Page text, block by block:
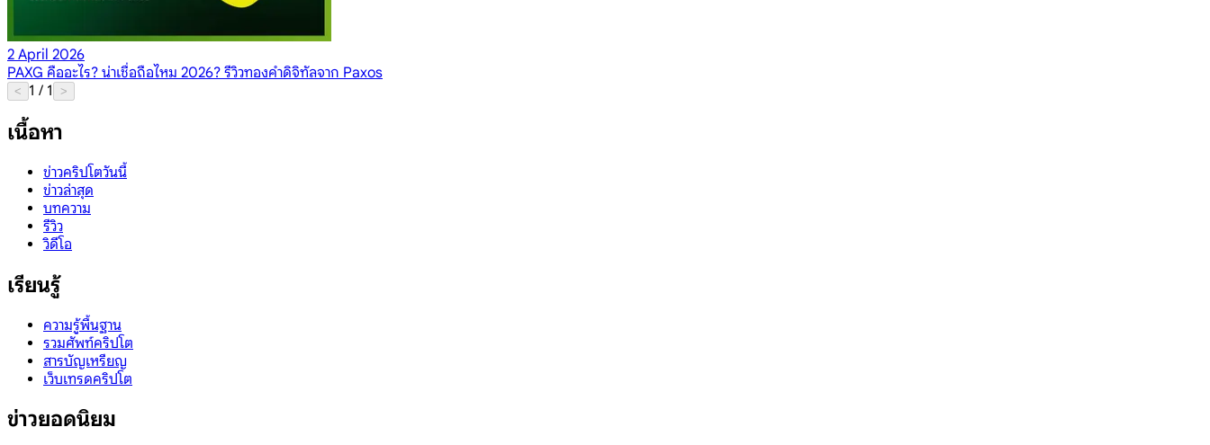
2 April 2026
PAXG คืออะไร? น่าเชื่อถือไหม 2026? รีวิวทองคำดิจิทัลจาก Paxos
< 1 / 1 >
เนื้อหา
ข่าวคริปโตวันนี้
ข่าวล่าสุด
บทความ
รีวิว
วิดีโอ
เรียนรู้
ความรู้พื้นฐาน
รวมศัพท์คริปโต
สารบัญเหรียญ
เว็บเทรดคริปโต
ข่าวยอดนิยม